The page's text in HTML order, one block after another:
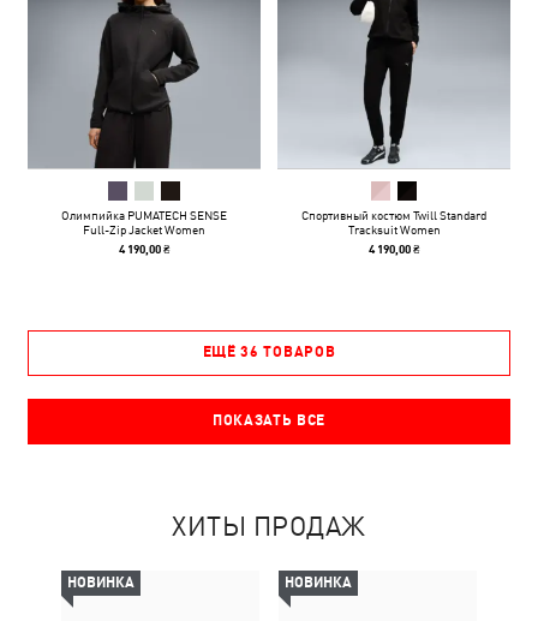
Олимпийка PUMATECH SENSE
Full-Zip Jacket Women
4 190,00 ₴
Спортивный костюм Twill Standard
Tracksuit Women
4 190,00 ₴
ЕЩЁ 36 ТОВАРОВ
ПОКАЗАТЬ ВСЕ
ХИТЫ ПРОДАЖ
НОВИНКА НОВИНКА